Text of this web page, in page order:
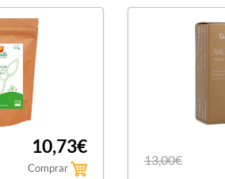
(170 g),
bio (50 ml),
con propiedades
de la piel y el cabello.
10,73€
Comprar
13,00€